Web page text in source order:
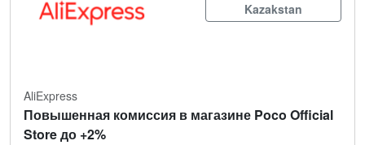
Kazakstan
AliExpress
Повышенная комиссия в магазине Poco Official
Store до +2%